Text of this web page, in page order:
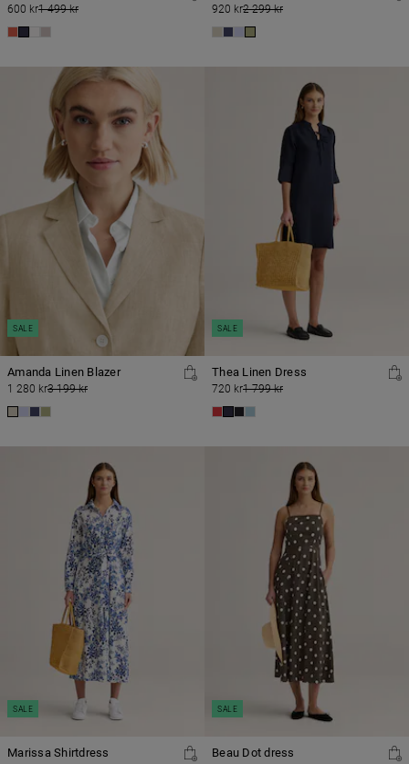
600 kr1 499 kr 920 kr2 299 kr
Amanda Linen Blazer
1 280 kr3 199 kr
SALE
Thea Linen Dress
720 kr1 799 kr
SALE
Marissa Shirtdress
SALE
Beau Dot dress
SALE